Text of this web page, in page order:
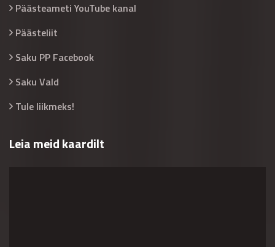
Päästeameti YouTube kanal
Päästeliit
Saku PP Facebook
Saku Vald
Tule liikmeks!
Leia meid kaardilt